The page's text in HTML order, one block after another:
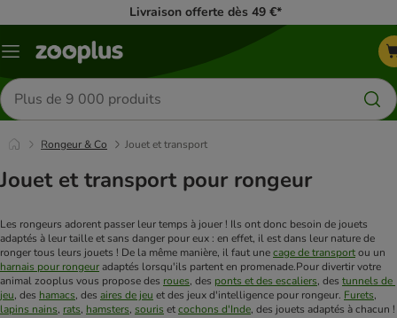
Livraison offerte dès 49 €*
Menu
Rechercher
des
produits
Rongeur & Co Jouet et transport
Jouet et transport pour rongeur
Les rongeurs adorent passer leur temps à jouer ! Ils ont donc besoin de jouets
adaptés à leur taille et sans danger pour eux : en effet, il est dans leur nature de
ronger tous leurs jouets ! De la même manière, il faut une cage de transport
harnais pour rongeur adaptés lorsqu'ils partent en promenade.Pour divertir votre
animal zooplus vous propose des roues, des ponts et des escaliers, des tunnels de
jeu, des hamacs, des aires de jeu et des jeux d'intelligence pour rongeur. Furets
lapins nains, rats, hamsters, souris et cochons d'Inde, des jouets adaptés à chacun !